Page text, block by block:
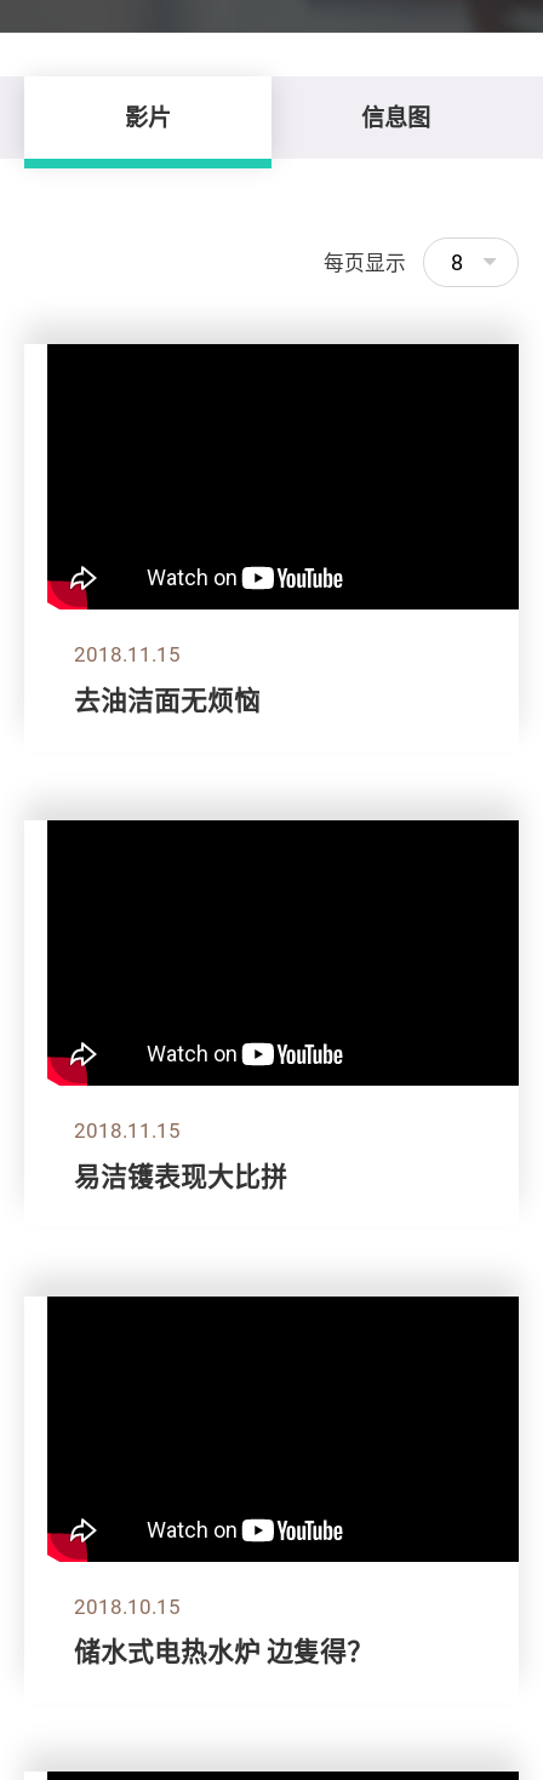
影片 信息图
每页显示 8
2018.11.15
去油洁面无烦恼
2018.11.15
易洁镬表现大比拼
2018.10.15
储水式电热水炉 边隻得？